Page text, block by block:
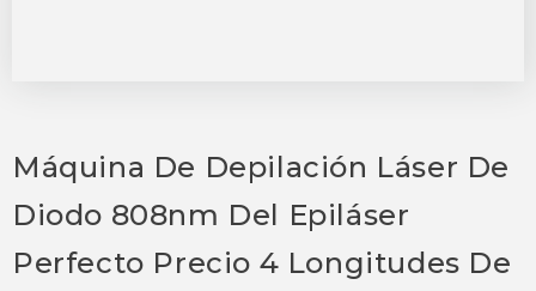
Máquina De Depilación Láser De
Diodo 808nm Del Epiláser
Perfecto Precio 4 Longitudes De